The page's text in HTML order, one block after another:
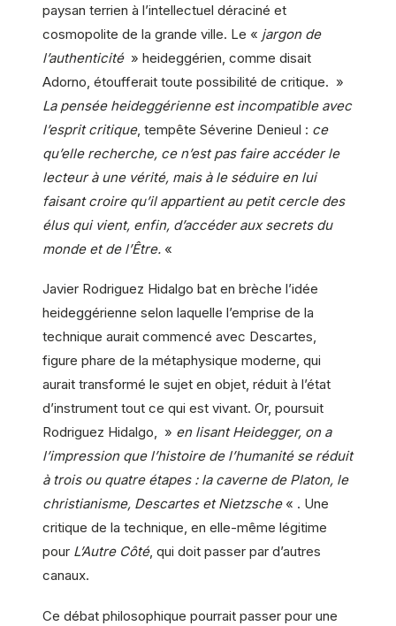
paysan terrien à l’intellectuel déraciné et
cosmopolite de la grande ville. Le « jargon de
l’authenticité» heideggérien, comme disait
Adorno, étoufferait toute possibilité de critique. »
La pensée heideggérienne est incompatible avec
l’esprit critique, tempête Séverine Denieul : ce
qu’elle recherche, ce n’est pas faire accéder le
lecteur à une vérité, mais à le séduire en lui
faisant croire qu’il appartient au petit cercle des
élus qui vient, enfin, d’accéder aux secrets du
monde et de l’Être. «
Javier Rodriguez Hidalgo bat en brèche l’idée
heideggérienne selon laquelle l’emprise de la
technique aurait commencé avec Descartes,
figure phare de la métaphysique moderne, qui
aurait transformé le sujet en objet, réduit à l’état
d’instrument tout ce qui est vivant. Or, poursuit
Rodriguez Hidalgo, » en lisant Heidegger, on a
l’impression que l’histoire de l’humanité se réduit
à trois ou quatre étapes : la caverne de Platon, le
christianisme, Descartes et Nietzsche« . Une
critique de la technique, en elle-même légitime
pour L’Autre Côté, qui doit passer par d’autres
canaux.
Ce débat philosophique pourrait passer pour une